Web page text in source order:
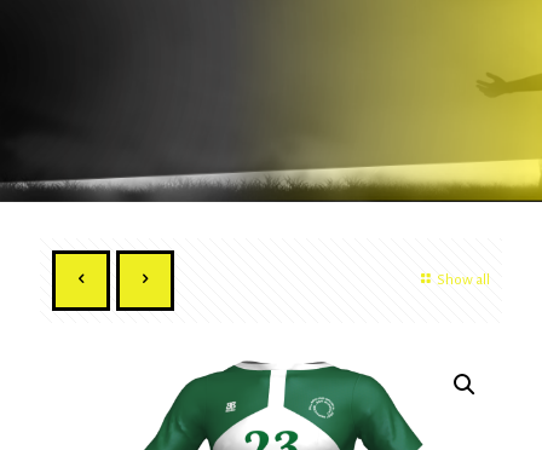
Show all